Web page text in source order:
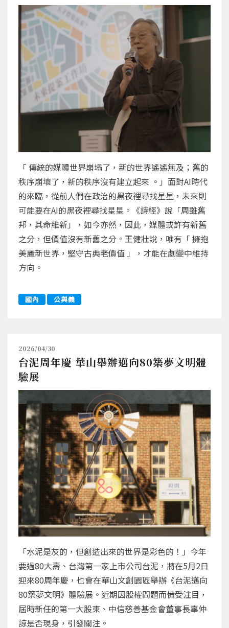
「 傳統的媒體世界崩塌了，新的世界遙遙無及；舊的
秩序崩壞了，新的秩序沒有建立起來 。」面對AI時代
的來臨，從前人們在政治的黑夜裡尋找星星，未來則
可能要在AI的黑夜裡尋找星星。《詩經》說「周雖舊
邦，其命維新」，如今亦然，因此，媒體或許有新舊
之分，但價值沒有新舊之分。王健壯說，唯有「 擁抱
美麗新世界，堅守古典老價值 」，才能在劇變中維持
方向。
國內 公與義
2026/04/30
台泥周年慶 華山舉辦邁向80築夢文明體
驗展
「水泥是灰的，但創造出來的世界是彩色的！」今年
要過80大壽、台灣第一家上市公司台泥，將在5月2日
迎來80周年慶，也會在華山文創園區舉辦《台泥邁向
80築夢文明》體驗展。近期因股權問題而備受注目，
屆時新任的第一大股東、中信慈善基金會董事長辜仲
諒是否現身，引發關注。